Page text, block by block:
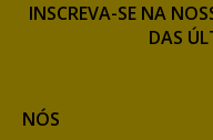
NÓS
INSCREVA-SE NA
DAS